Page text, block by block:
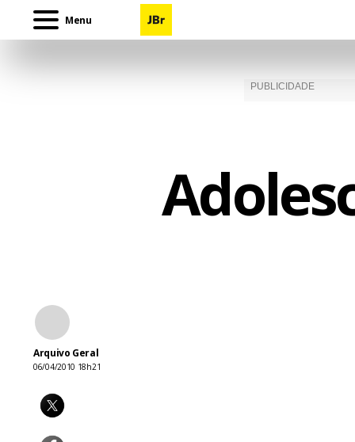
Menu
Arquivo Geral
06/04/2010 18h21